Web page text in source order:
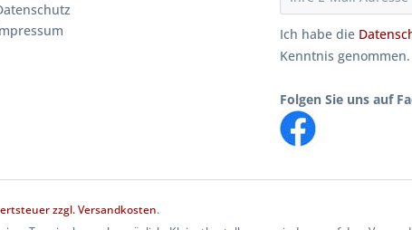
Ich habe die
Kenntnis genommen.
Folgen Sie uns auf
zzgl.Versandkosten.